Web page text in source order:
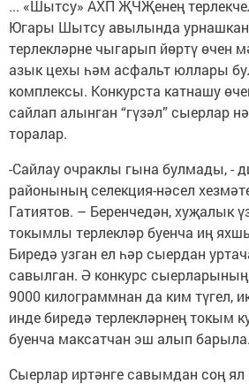
... «Шытсу» АХП ҖЧҖенең
Югары Шытсу авылында
терлекләрне чыгарып йөртү өчен
азык цехы һәм асфальт юллары
комплексы. Конкурста катнашу
сайлап алынган “гүзәл” сыерлар
торалар.
-Сайлау очраклы гына булмады, -
районының селекция-нәсел
Гатиятов. – Беренчедән, хуҗалык
токымлы терлекләр буенча иң
Биредә узган ел һәр сыердан
савылган. Ә конкурс
9000 килограммнан да ким түгел,
инде биредә терлекләрнең токым
буенча максатчан эш алып барыла.
Сыерлар иртәнге савымдан соң ял